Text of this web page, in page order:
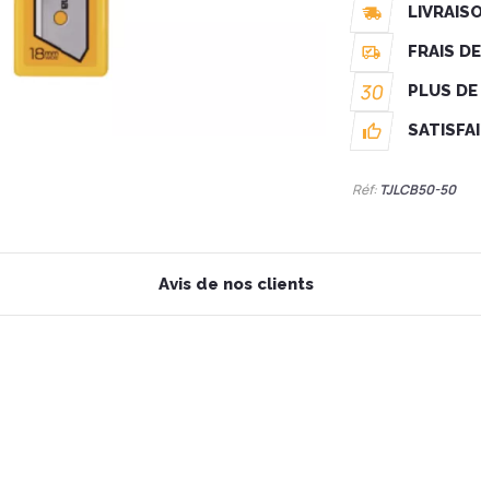
FRAIS
30 PLUS
Réf: TJLCB50-50
Avis de nos clients